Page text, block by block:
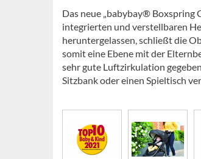
Das neue „babybay® Boxspring
integrierten und verstellbaren
heruntergelassen, schließt die
somit eine Ebene mit der
sehr gute Luftzirkulation
Sitzbank oder einen Spieltisch